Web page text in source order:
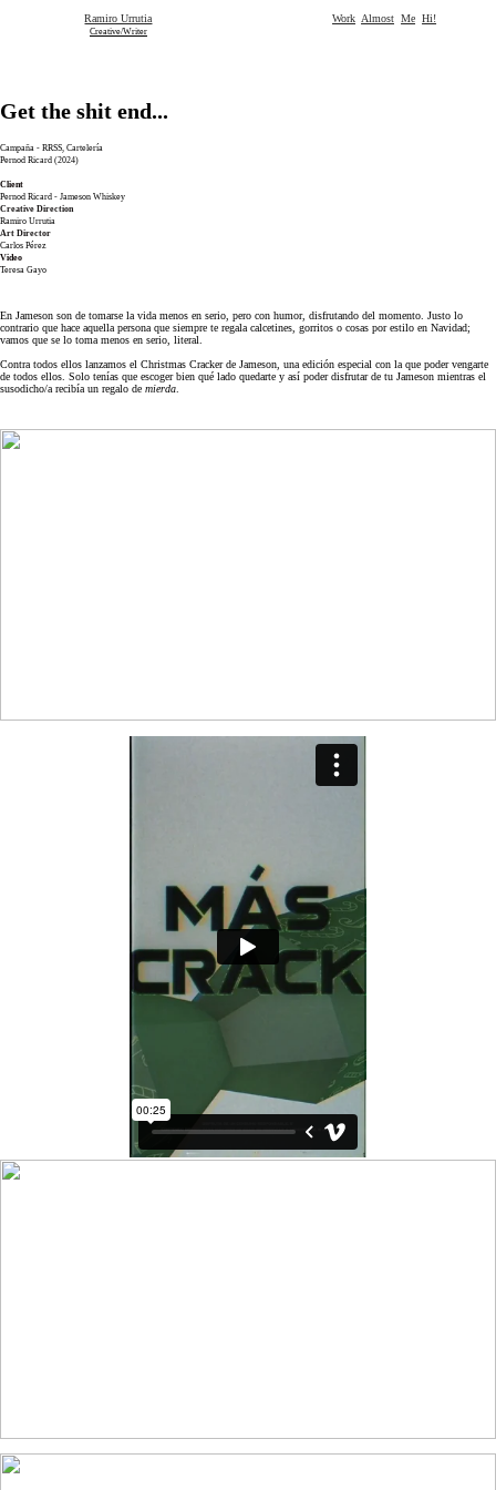
Ramiro Urrutia
Creative/Writer
Work Almost Me Hi!
Get the shit end...
Campaña - RRSS, Cartelería
Pernod Ricard (2024)
Client
Pernod Ricard - Jameson Whiskey
Creative Direction
Ramiro Urrutia
Art Director
Carlos Pérez
Video
Teresa Gayo
En Jameson son de tomarse la vida menos en serio, pero con humor, disfrutando del momento. Justo lo
contrario que hace aquella persona que siempre te regala calcetines, gorritos o cosas por estilo en Navidad;
vamos que se lo toma menos en serio, literal.
Contra todos ellos lanzamos el Christmas Cracker de Jameson, una edición especial con la que poder vengarte
de todos ellos. Solo tenías que escoger bien qué lado quedarte y así poder disfrutar de tu Jameson mientras el
susodicho/a recibía un regalo de mierda